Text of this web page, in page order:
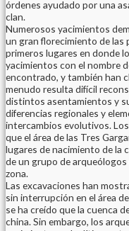
órdenes ayudado por una
clan.
Numerosos yacimientos
un gran florecimiento de las
primeros lugares en donde
yacimientos con el nombre
encontrado, y también han
menudo resulta difícil
distintos asentamientos y
diferencias regionales y
intercambios evolutivos.
que el área de las Tres
lugares de nacimiento de la
de un grupo de arqueólogos
zona.
Las excavaciones han
sin interrupción en el área
se ha creído que la cuenca
china. Sin embargo, los